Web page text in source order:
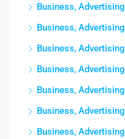
Business, Advertising
Business, Advertising
Business, Advertising
Business, Advertising
Business, Advertising
Business, Advertising
Business, Advertising